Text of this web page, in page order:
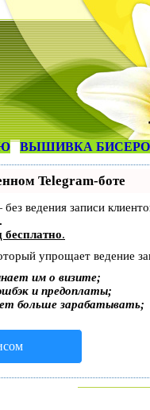
ВЫШИВКА
Telegram-боте
без ведения записи
.
упрощает ведение
им о визите;
и предоплаты;
больше зарабатывать;